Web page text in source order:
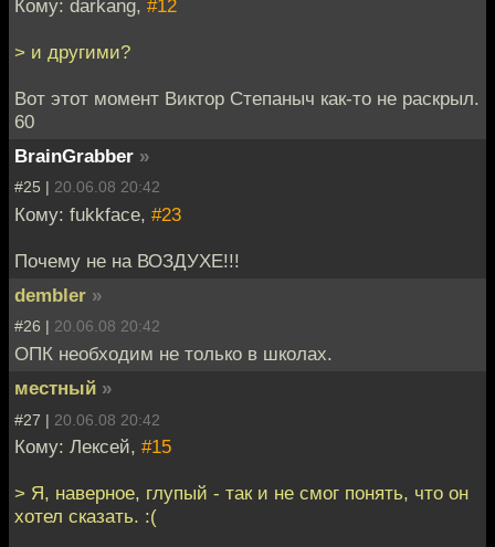
Кому: darkang, #12
> и другими?
Вот этот момент Виктор Степаныч как-то не раскрыл.
60
BrainGrabber »
#25 | 20.06.08 20:42
Кому: fukkface, #23
Почему не на ВОЗДУХЕ!!!
dembler »
#26 | 20.06.08 20:42
ОПК необходим не только в школах.
местный »
#27 | 20.06.08 20:42
Кому: Лексей, #15
> Я, наверное, глупый - так и не смог понять, что он
хотел сказать. :(